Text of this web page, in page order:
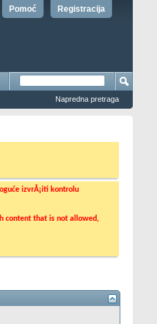
Registracija
Pomoć
Napredna pretraga
izvrÅ¡iti kontrolu
content that is not allowed,